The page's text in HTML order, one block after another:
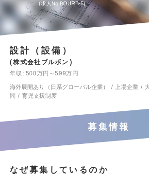
求人No.BOURB-5
設計（設備）
株式会社ブルボン
年収
500万円～599万円
海外展開あり（日系グローバル企業）
上場企業
問
育児支援制度
募集情報
なぜ募集しているのか